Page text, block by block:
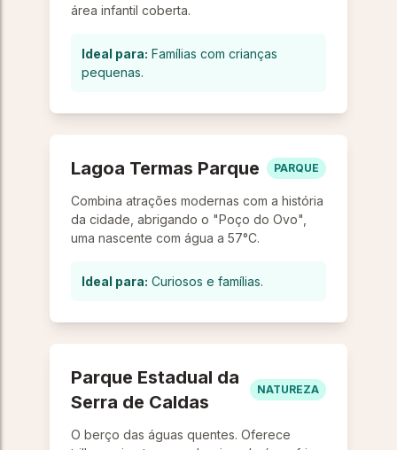
área infantil coberta.
Ideal para: Famílias com crianças
pequenas.
Lagoa Termas Parque PARQUE
Combina atrações modernas com a história
da cidade, abrigando o "Poço do Ovo",
uma nascente com água a 57°C.
Ideal para: Curiosos e famílias.
Parque Estadual da
Serra de Caldas
NATUREZA
O berço das águas quentes. Oferece